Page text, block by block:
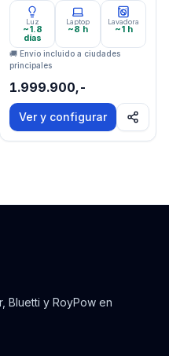
Luz
~1.8
días
Laptop
~8 h
Lavadora
~1 h
🚚 Envío incluido a ciudades
principales
1.999.900,-
Ver y configurar
Bluetti y RoyPow en